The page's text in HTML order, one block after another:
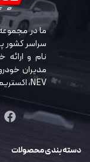
ما در
سراسر کشور
نام و
مدیران
NEV، اکستریم و… جهت ثبت نام با ما تماس بگیرید.
دسته بندی محصولات